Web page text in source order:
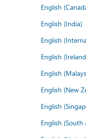
English
English (India)
English
English
English
English (New
English
English (South